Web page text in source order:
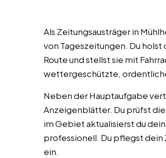
Als Zeitungsausträger in
von Tageszeitungen. Du
Route und stellst sie mit
wettergeschützte,
Neben der Hauptaufgabe
Anzeigenblätter. Du prüfst
im Gebiet aktualisierst du
professionell. Du pflegst dein
ein.